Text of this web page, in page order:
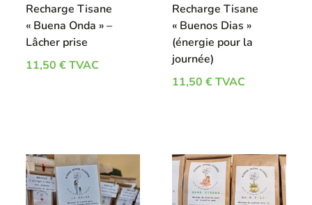
Recharge Tisane
« Buena Onda » –
Lâcher prise
11,50€ TVAC
Recharge Tisane
« Buenos Dias »
(énergie pour la
journée)
11,50€TVAC